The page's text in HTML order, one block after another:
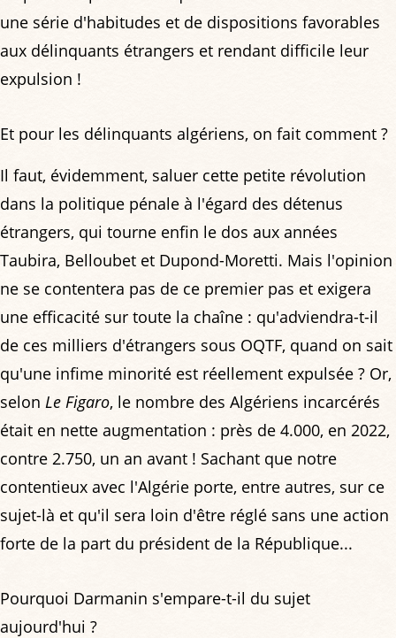
une série d'habitudes et de dispositions favorables
aux délinquants étrangers et rendant difficile leur
expulsion !
Et pour les délinquants algériens, on fait comment ?
Il faut, évidemment, saluer cette petite révolution
dans la politique pénale à l'égard des détenus
étrangers, qui tourne enfin le dos aux années
Taubira, Belloubet et Dupond-Moretti. Mais l'opinion
ne se contentera pas de ce premier pas et exigera
une efficacité sur toute la chaîne : qu'adviendra-t-il
de ces milliers d'étrangers sous OQTF, quand on sait
qu'une infime minorité est réellement expulsée ? Or,
selon Le Figaro, le nombre des Algériens incarcérés
était en nette augmentation : près de 4.000, en 2022,
contre 2.750, un an avant ! Sachant que notre
contentieux avec l'Algérie porte, entre autres, sur ce
sujet-là et qu'il sera loin d'être réglé sans une action
forte de la part du président de la République...
Pourquoi Darmanin s'empare-t-il du sujet
aujourd'hui ?